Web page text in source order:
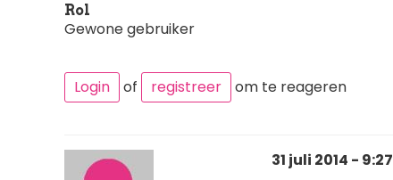
Rol
Gewone gebruiker
Login of registreer om te reageren
31 juli 2014 - 9:27